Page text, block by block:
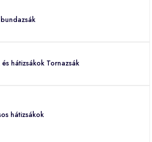
hátizsákok Tornazsák
hátizsákok